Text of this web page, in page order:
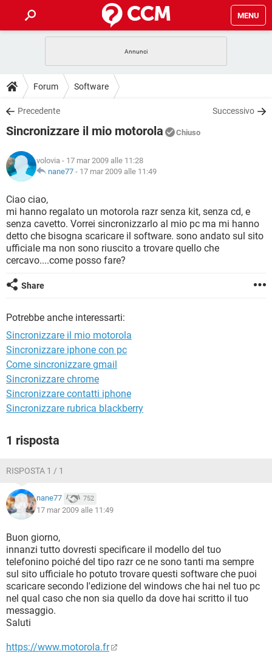
MENU
INTRATTENIMENTO
iOS
INSTAGRAM WHATSAPP
TIKTOK
HARDWARE
GUIDE
COVID-19
INSTAGRAM
TIKTOK
HARDWARE
DOWNLOAD
COVID-19 GAMING
INTRATTENIMENTO
iOS WINDOWS 10
INSTAGRAM
TIKTOK FACEBOOK
HARDWARE
COVID-19
INTRATTENIMENTO
iOS
INSTAGRAM WHATSAPP
TIKTOK FACEBOOK
HARDWARE
GLOSSARIO
COVID-19
INTRATTENIMENTO ANDROID
iOS WINDOWS 10
WHATSAPP
TIKTOK
Forum Software
Precedente Successivo
Sincronizzare il mio motorola Chiuso
volovia - 17 mar 2009 alle 11:28
nane77 - 17 mar 2009 alle 11:49
Ciao ciao,
mi hanno regalato un motorola razr senza kit, senza cd, e
senza cavetto. Vorrei sincronizzarlo al mio pc ma mi hanno
detto che bisogna scaricare il software. sono andato sul sito
ufficiale ma non sono riuscito a trovare quello che
cercavo....come posso fare?
Share
Potrebbe anche interessarti:
Sincronizzare il mio motorola
Sincronizzare iphone con pc
Come sincronizzare gmail
Sincronizzare chrome
Sincronizzare contatti iphone
Sincronizzare rubrica blackberry
1 risposta
RISPOSTA 1 / 1
nane77 752
17 mar 2009 alle 11:49
Buon giorno,
innanzi tutto dovresti specificare il modello del tuo
telefonino poiché del tipo razr ce ne sono tanti ma sempre
sul sito ufficiale ho potuto trovare questi software che puoi
scaricare secondo l'edizione del windows che hai nel tuo pc
nel qual caso che non sia quello da dove hai scritto il tuo
messaggio.
Saluti
https://www.motorola.fr